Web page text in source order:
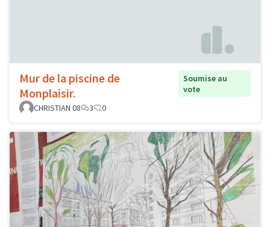
Mur de la piscine de
Monplaisir.
Soumise au
vote
CHRISTIAN 08
3 0